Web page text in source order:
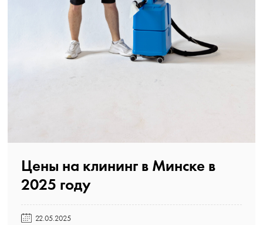
Цены на клининг в Минске в
2025 году️
22.05.2025